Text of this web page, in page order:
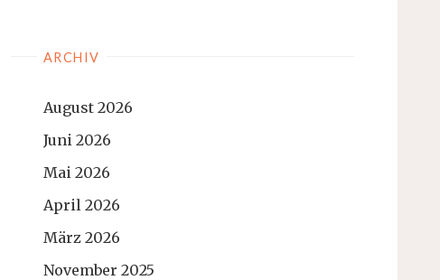
ARCHIV
August 2026
Juni 2026
Mai 2026
April 2026
März 2026
November 2025